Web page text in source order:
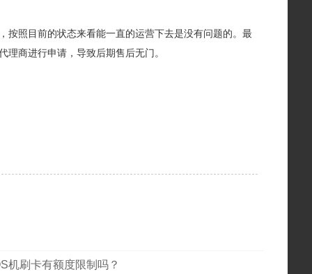
按照目前的状态来看能一直的运营下去是没有问题的。最
商进行申请，导致后期售后无门。
机刷卡有额度限制吗？